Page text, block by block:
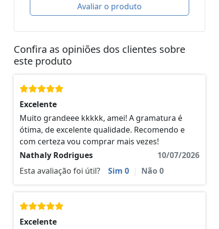
Avaliar o produto
Confira as opiniões dos clientes sobre
este produto
Excelente
Muito grandeee kkkkk, amei! A gramatura é
ótima, de excelente qualidade. Recomendo e
com certeza vou comprar mais vezes!
Nathaly Rodrigues
10/07/2026
Esta avaliação foi útil?
Sim 0 | Não0
Excelente